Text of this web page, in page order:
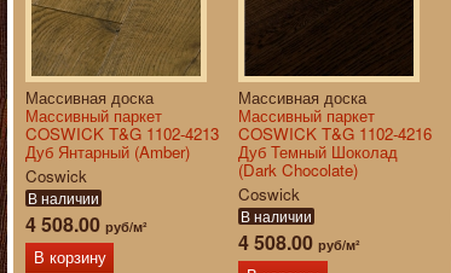
Массивная доска
Массивный паркет
COSWICK T&G 1102-4213
Дуб Янтарный (Amber)
Coswick
В наличии
4 508.00 руб/м²
В корзину
Массивная доска
Массивный паркет
COSWICK T&G 1102-4216
Дуб Темный Шоколад
(Dark Chocolate)
Coswick
В наличии
4 508.00руб/м²